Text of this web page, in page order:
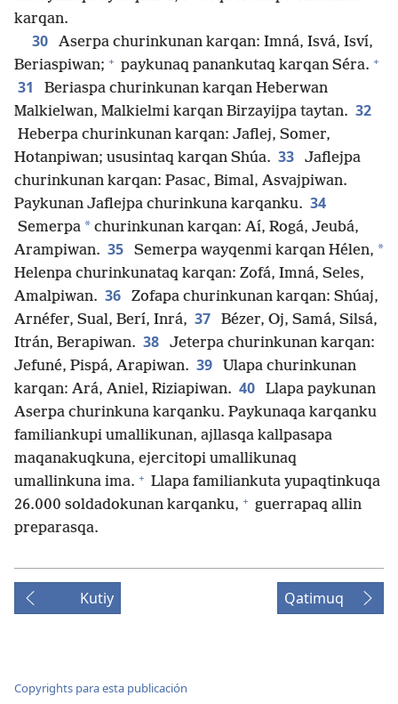
karqan.
30
Aserpa churinkunan karqan: Imná, Isvá, Isví,
Beriaspiwan; + paykunaq panankutaq karqan Séra. +
31
Beriaspa churinkunan karqan Heberwan
Malkielwan, Malkielmi karqan Birzayijpa taytan. 32
Heberpa churinkunan karqan: Jaflej, Somer,
Hotanpiwan; ususintaq karqan Shúa. 33
Jaflejpa
churinkunan karqan: Pasac, Bimal, Asvajpiwan.
Paykunan Jaflejpa churinkuna karqanku. 34
Semerpa * churinkunan karqan: Aí, Rogá, Jeubá,
Arampiwan. 35 Semerpa wayqenmi karqan Hélen, *
Helenpa churinkunataq karqan: Zofá, Imná, Seles,
Amalpiwan. 36
Zofapa churinkunan karqan: Shúaj,
Arnéfer, Sual, Berí, Inrá, 37
Bézer, Oj, Samá, Silsá,
Itrán, Berapiwan. 38
Jeterpa churinkunan karqan:
Jefuné, Pispá, Arapiwan. 39
Ulapa churinkunan
karqan: Ará, Aniel, Riziapiwan. 40
Llapa paykunan
Aserpa churinkuna karqanku. Paykunaqa karqanku
familiankupi umallikunan, ajllasqa kallpasapa
maqanakuqkuna, ejercitopi umallikunaq
umallinkuna ima. + Llapa familiankuta yupaqtinkuqa
26.000 soldadokunan karqanku, + guerrapaq allin
preparasqa.
Kutiy Qatimuq
Copyrights para esta publicación